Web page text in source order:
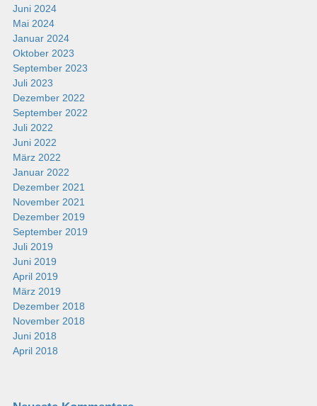
Juni 2024
Mai 2024
Januar 2024
Oktober 2023
September 2023
Juli 2023
Dezember 2022
September 2022
Juli 2022
Juni 2022
März 2022
Januar 2022
Dezember 2021
November 2021
Dezember 2019
September 2019
Juli 2019
Juni 2019
April 2019
März 2019
Dezember 2018
November 2018
Juni 2018
April 2018